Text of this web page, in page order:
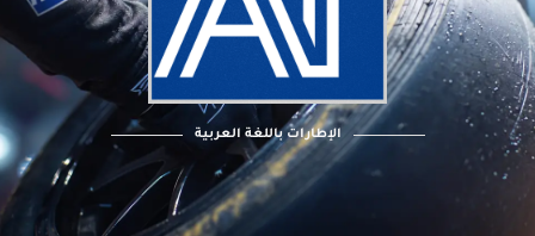
الإطارات باللغة العربية